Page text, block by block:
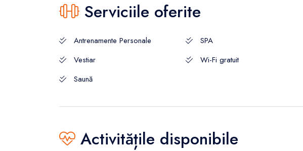
Serviciile oferite
Antrenamente Personale SPA
Vestiar
Wi-Fi gratuit
Saună
Activitățile disponibile